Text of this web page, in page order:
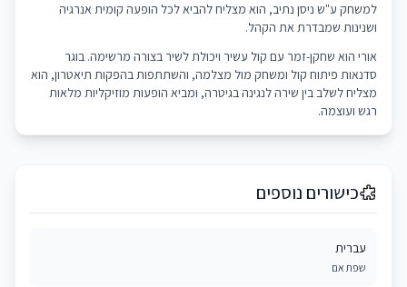
למשחק ע"ש ניסן נתיב, הוא מצליח להביא לכל הופעה קומית אנרגיה
ושנינות שמבדרת את הקהל.
אורי הוא שחקן-זמר עם קול עשיר ויכולת לשיר בצורה מרשימה. בוגר
סדנאות פיתוח קול ומשחק מול מצלמה, והשתתפות בהפקות תיאטרון, הוא
מצליח לשלב בין שירה לנגינה בגיטרה, ומביא הופעות מוזיקליות מלאות
רגש ועוצמה.
כישורים נוספים
עברית
שפת אם